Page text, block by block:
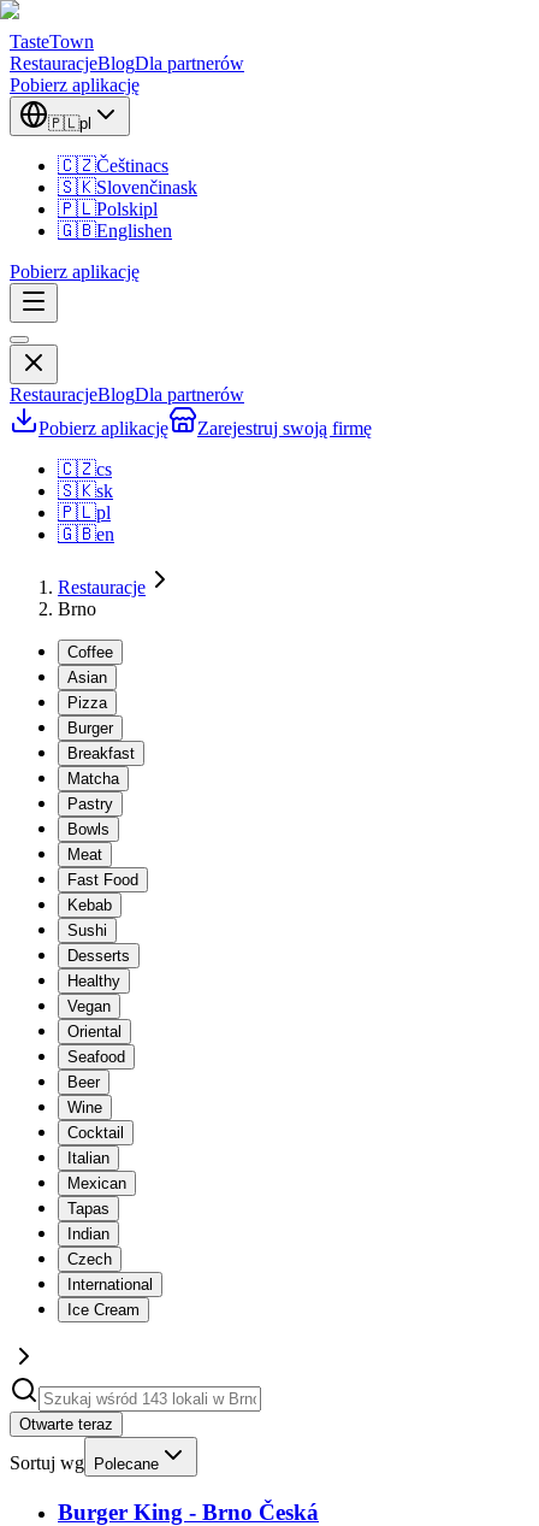
TasteTown
RestauracjeBlogDla partnerów
Pobierz aplikację
🇵🇱pl
🇨🇿Češtinacs
🇸🇰Slovenčinask
🇵🇱Polskipl
🇬🇧Englishen
Pobierz aplikację
RestauracjeBlogDla partnerów
Pobierz aplikację
Zarejestruj swoją firmę
🇨🇿cs
🇸🇰sk
🇵🇱pl
🇬🇧en
Restauracje
Brno
Coffee
Asian
Pizza
Burger
Breakfast
Matcha
Pastry
Bowls
Meat
Fast Food
Kebab
Sushi
Desserts
Healthy
Vegan
Oriental
Seafood
Beer
Wine
Cocktail
Italian
Mexican
Tapas
Indian
Czech
International
Ice Cream
Otwarte teraz
Sortuj wg Polecane
Burger King - Brno Česká